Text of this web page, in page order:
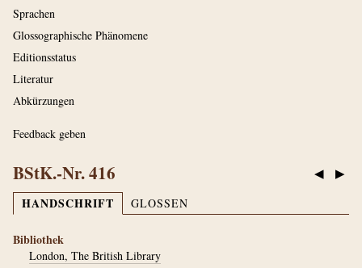
Sprachen
Glossographische Phänomene
Editionsstatus
Literatur
Abkürzungen
Feedback geben
◀ ▶
BStK.-Nr. 416
HANDSCHRIFT GLOSSEN
Bibliothek
London, The British Library